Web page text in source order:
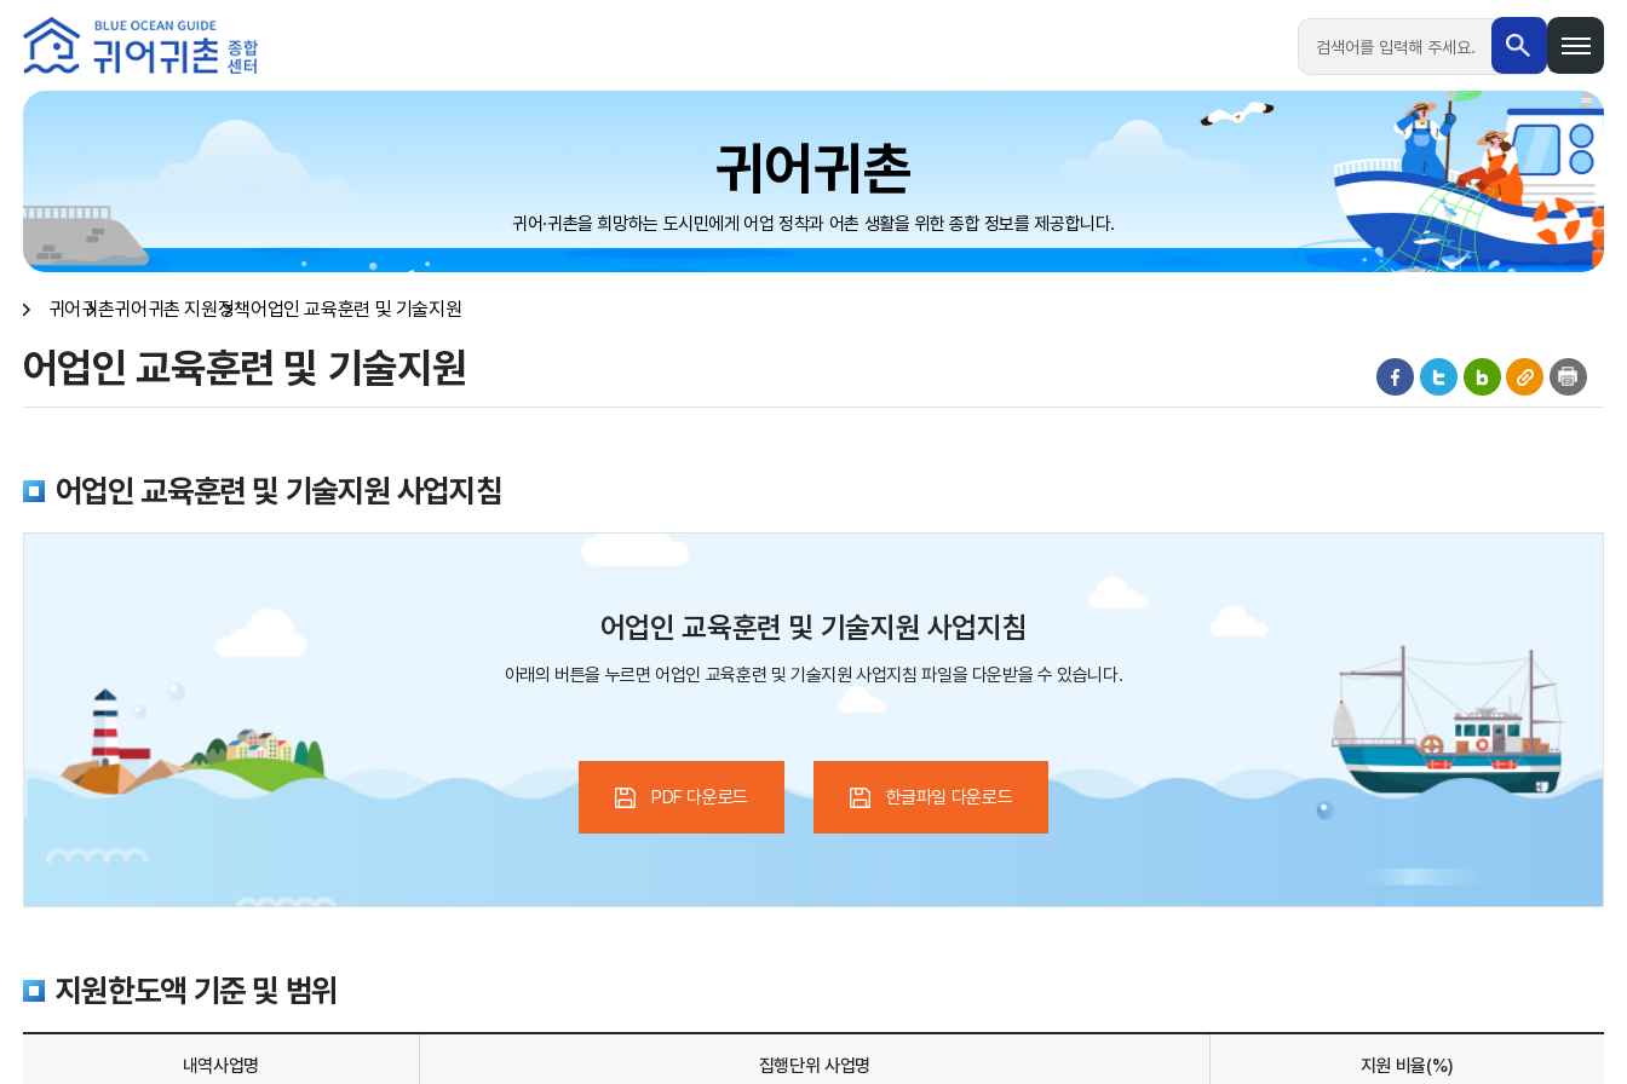
본문 내용 바로가기
메인메뉴 바로가기
검색
귀어귀촌
귀어·귀촌을 희망하는 도시민에게 어업 정착과 어촌 생활을 위한 종합 정보를 제공합니다.
귀어귀촌귀어귀촌 지원정책어업인 교육훈련 및 기술지원
어업인 교육훈련 및 기술지원
어업인 교육훈련 및 기술지원 사업지침
어업인 교육훈련 및 기술지원 사업지침
아래의 버튼을 누르면 어업인 교육훈련 및 기술지원 사업지침 파일을 다운받을 수 있습니다.
PDF 다운로드 한글파일 다운로드
지원한도액 기준 및 범위
내역사업명 집행단위 사업명 지원 비율(%)